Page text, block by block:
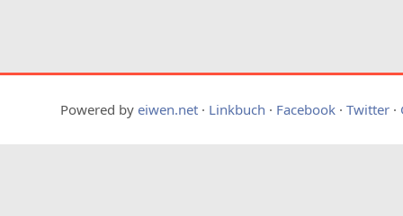
Powered by eiwen.net · Linkbuch · Facebook · Twitter ·